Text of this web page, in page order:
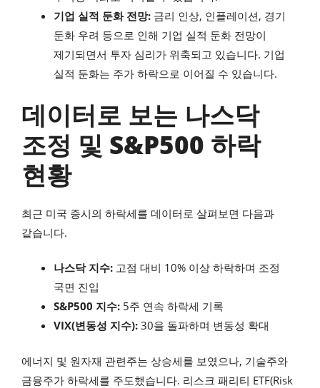
기업 실적 둔화 전망: 금리 인상, 인플레이션, 경기
둔화 우려 등으로 인해 기업 실적 둔화 전망이
제기되면서 투자 심리가 위축되고 있습니다. 기업
실적 둔화는 주가 하락으로 이어질 수 있습니다.
데이터로 보는 나스닥
조정 및 S&P500 하락
현황
최근 미국 증시의 하락세를 데이터로 살펴보면 다음과
같습니다.
나스닥 지수: 고점 대비 10% 이상 하락하며 조정
국면 진입
S&P500 지수: 5주 연속 하락세 기록
VIX(변동성 지수): 30을 돌파하며 변동성 확대
에너지 및 원자재 관련주는 상승세를 보였으나, 기술주와
금융주가 하락세를 주도했습니다. 리스크 패리티 ETF(Risk